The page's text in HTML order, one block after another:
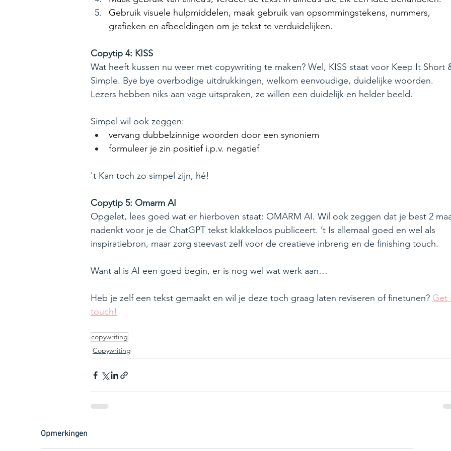
Gebruik visuele hulpmiddelen, maak gebruik van opsommingstekens, nummers,
grafieken en afbeeldingen om je tekst te verduidelijken.
Copytip 4: KISS
Wat heeft kussen nu weer met copywriting te maken? Wel, KISS staat voor Keep It Short
Simple. Bye bye overbodige uitdrukkingen, welkom eenvoudige, duidelijke woorden.
Lezers hebben niks aan vage uitspraken, ze willen een duidelijk en helder beeld.
Simpel wil ook zeggen:
vervang dubbelzinnige woorden door een synoniem
formuleer je zin positief i.p.v. negatief
't Kan toch zo simpel zijn, hé!
Copytip 5: Omarm AI
Opgelet, lees goed wat er hierboven staat: OMARM AI. Wil ook zeggen dat je best 2
nadenkt voor je de ChatGPT tekst klakkeloos publiceert. ’t Is allemaal goed en wel als
inspiratiebron, maar zorg steevast zelf voor de creatieve inbreng en de finishing touch.
Want al is AI een goed begin, er is nog wel wat werk aan…
Heb je zelf een tekst gemaakt en wil je deze toch graag laten reviseren of finetunen? Get
touch!
copywriting
Copywriting
Opmerkingen